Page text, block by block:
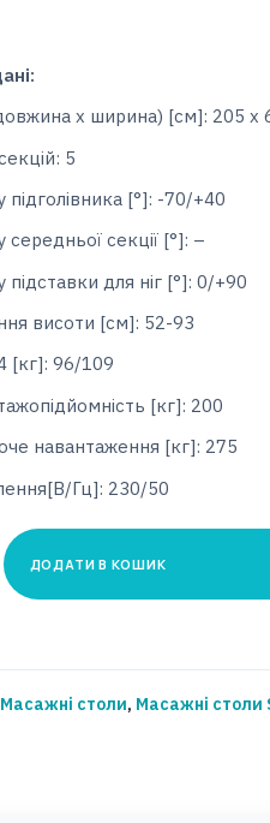
x ширина) [см]: 205 х
5
підголівника [°]: -70/+40
середньої секції [°]: –
підставки для ніг [°]: 0/+90
висоти [см]: 52-93
[кг]: 96/109
[кг]: 200
навантаження [кг]: 275
Гц]: 230/50
ДОДАТИ В КОШИК
Масажні столи, Масажні столи